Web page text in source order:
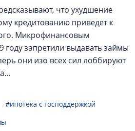
что ухудшение
кредитованию приведет к
Микрофинансовым
году запретили выдавать займы
они изо всех сил лоббируют
#ипотека с господдержкой